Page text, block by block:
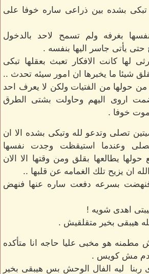
تبكى بشده بين ذراعى ساره خوفا على
بغرفه ولم تسمح لاحد بالدخول
حتى يأتى جاسر اليها بنفسه .
لها كانت الافكار تعبث بعقلها تبكى
شيئا ما يخبرها ان امور سيئه تحدث ..
حولها من الفتيات ولكن لا يعرف احد
اروى اليهم وحاولت بشتى الطرق
خوفا .
تصلى وتدعو لله وتبكى بشده الا ان
وعندما استيقظت وجدت نفسها
يطالعها بقلق ومن وقتها الا الان
ان يزيح تلك الغمامه عن قلبها ..
فنهضت بسرعه دفعت ساره عنها فنهض
اهدى شويه !
هيبقى بخير متقلقيش .
مطمنه هو مخبى عليا حاجه انا متأكده
ادم مش كويس .
ربنا ليه الفال الوحش بس هيبقى بخير